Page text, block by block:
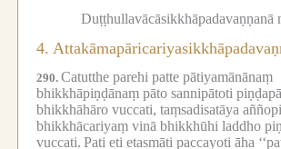
Duṭṭhullavācāsikkhāpadavaṇṇanā
4.
290. Catutthe parehi patte pātiyamānānaṃ
bhikkhāpiṇḍānaṃ pāto sannipātoti
bhikkhāhāro vuccati, taṃsadisatāya
bhikkhācariyaṃ vinā bhikkhūhi laddho
vuccati. Pati eti etasmāti paccayoti āha